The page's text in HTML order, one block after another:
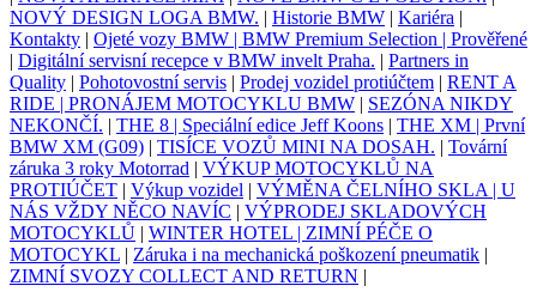
NOVÝ DESIGN LOGA BMW. | Historie BMW | Kariéra |
Kontakty | Ojeté vozy BMW | BMW Premium Selection | Prověřené
| Digitální servisní recepce v BMW invelt Praha. | Partners in
Quality | Pohotovostní servis | Prodej vozidel protiúčtem | RENT A
RIDE | PRONÁJEM MOTOCYKLU BMW | SEZÓNA NIKDY
NEKONČÍ. | THE 8 | Speciální edice Jeff Koons | THE XM | První
BMW XM (G09) | TISÍCE VOZŮ MINI NA DOSAH. | Tovární
záruka 3 roky Motorrad | VÝKUP MOTOCYKLŮ NA
PROTIÚČET | Výkup vozidel | VÝMĚNA ČELNÍHO SKLA | U
NÁS VŽDY NĚCO NAVÍC | VÝPRODEJ SKLADOVÝCH
MOTOCYKLŮ | WINTER HOTEL | ZIMNÍ PÉČE O
MOTOCYKL | Záruka i na mechanická poškození pneumatik |
ZIMNÍ SVOZY COLLECT AND RETURN |